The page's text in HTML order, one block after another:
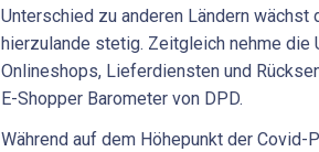
Unterschied zu anderen Ländern wächst
hierzulande stetig. Zeitgleich nehme die
Onlineshops, Lieferdiensten und
E-Shopper Barometer von DPD.
Während auf dem Höhepunkt der Covid-